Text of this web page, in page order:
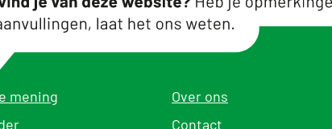
mening
Over ons
Contact